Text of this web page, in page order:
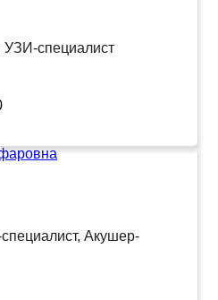
УЗИ-специалист
Акушер-